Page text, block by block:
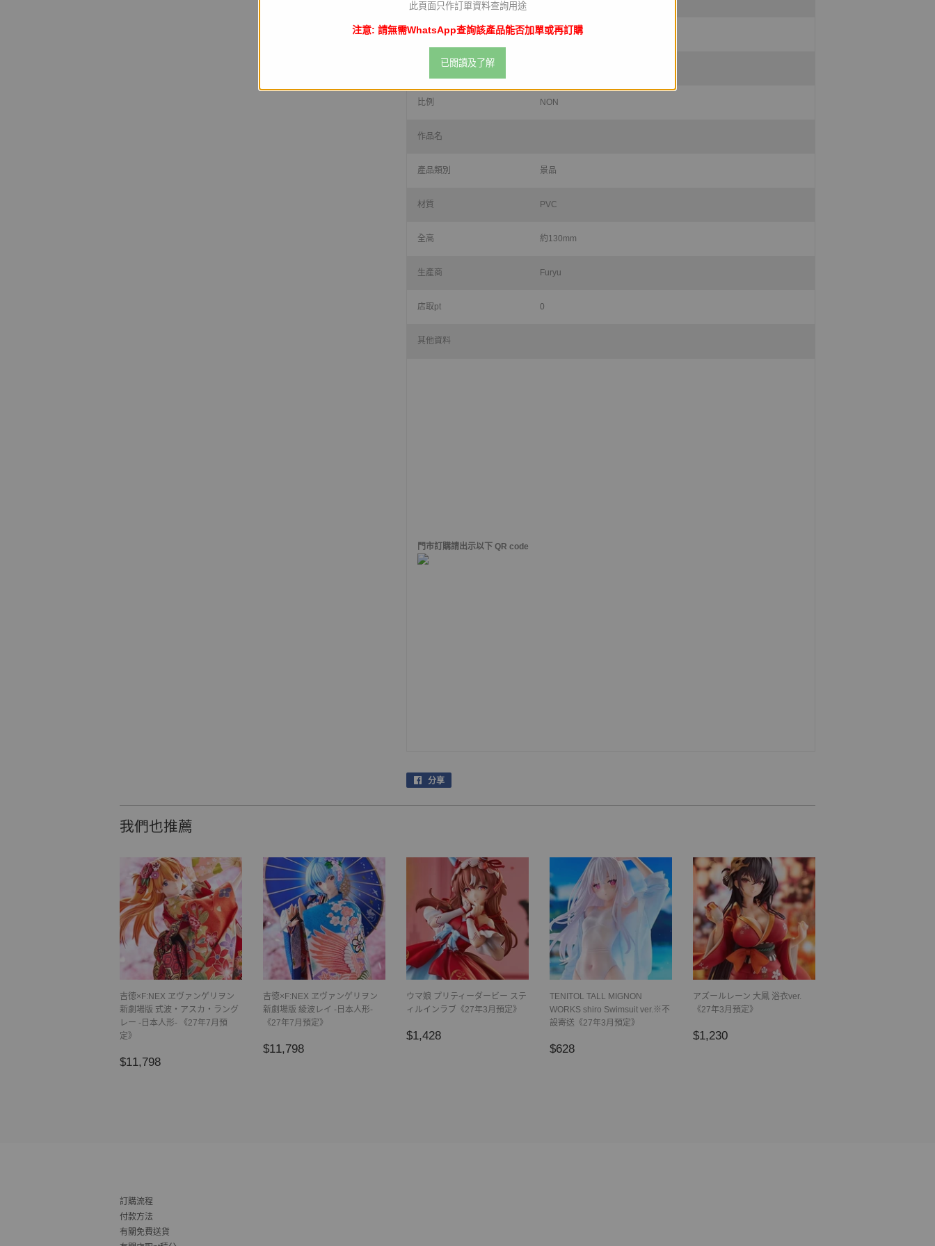
預定發售 2021年10月
Jan code
比例 NON
作品名
產品類別 景品
材質 PVC
全高 約130mm
生產商 Furyu
店取pt 0
其他資料
門市訂購請出示以下 QR code
分享
我們也推薦
吉徳×F:NEX ヱヴァンゲリヲン
新劇場版 式波・アスカ・ラング
レー -日本人形- 《27年7月預
定》
正
$11,798
吉徳×F:NEX ヱヴァンゲリヲン
新劇場版 綾波レイ -日本人形-
《27年7月預定》
正
$11,798
ウマ娘 プリティーダービー ステ
ィルインラブ《27年3月預定》
正
$1,428
TENITOL TALL MIGNON
WORKS shiro Swimsuit ver.※不
設寄送《27年3月預定》
正
$628
アズールレーン 大鳳 浴衣ver.
《27年3月預定》
正
$1,230
此頁面只作訂單資料查詢用途
注意: 請無需WhatsApp查詢該產品能否加單或再訂購
已閲讀及了解
訂購流程
付款方法
有關免費送貨